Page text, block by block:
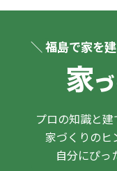
＼ 福島で家を
プロの知識と
家づくりのヒ
自分にぴっ